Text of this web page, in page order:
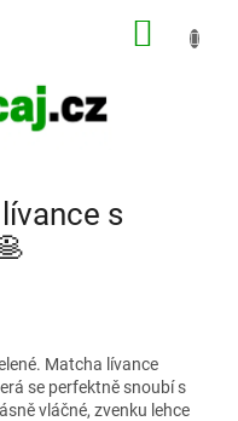
s
Matcha lívance
se perfektně snoubí s
vláčné, zvenku lehce